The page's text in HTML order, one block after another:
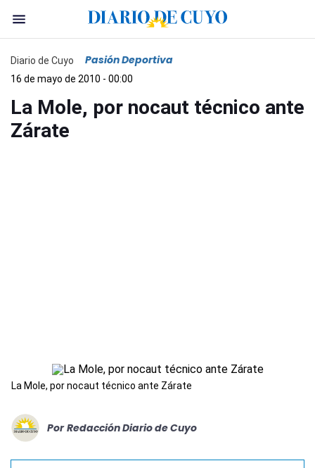
Diario de Cuyo Pasión Deportiva
16 de mayo de 2010 - 00:00
La Mole, por nocaut técnico ante
Zárate
La Mole, por nocaut técnico ante Zárate
Por Redacción Diario de Cuyo